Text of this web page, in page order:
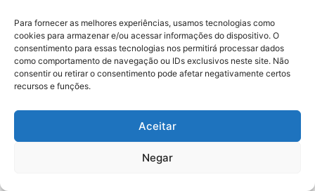
Para fornecer as melhores experiências, usamos tecnologias como
cookies para armazenar e/ou acessar informações do dispositivo. O
consentimento para essas tecnologias nos permitirá processar dados
como comportamento de navegação ou IDs exclusivos neste site. Não
consentir ou retirar o consentimento pode afetar negativamente certos
recursos e funções.
Aceitar
Negar
BRASIL